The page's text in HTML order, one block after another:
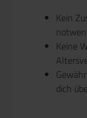
Kein
Keine
dich